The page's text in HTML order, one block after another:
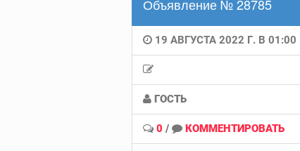
Объявление № 28785
19 АВГУСТА 2022 Г. В 01:00
ГОСТЬ
0 / КОММЕНТИРОВАТЬ